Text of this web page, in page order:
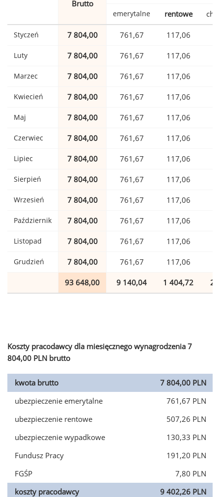
Brutto
emerytalne rentowe
Styczeń 7 804,00 761,67 117,06
Luty 7 804,00 761,67 117,06
Marzec 7 804,00 761,67 117,06
Kwiecień 7 804,00 761,67 117,06
Maj 7 804,00 761,67 117,06
Czerwiec 7 804,00 761,67 117,06
Lipiec 7 804,00 761,67 117,06
Sierpień 7 804,00 761,67 117,06
Wrzesień 7 804,00 761,67 117,06
Październik 7 804,00 761,67 117,06
Listopad 7 804,00 761,67 117,06
Grudzień 7 804,00 761,67 117,06
93 648,00 9 140,04 1 404,72 2
Koszty pracodawcy dla miesięcznego wynagrodzenia 7
804,00 PLN brutto
kwota brutto
7 804,00 PLN
ubezpieczenie emerytalne
761,67 PLN
ubezpieczenie rentowe
507,26 PLN
ubezpieczenie wypadkowe
130,33 PLN
Fundusz Pracy
191,20 PLN
FGŚP
7,80 PLN
koszty pracodawcy
9 402,26 PLN